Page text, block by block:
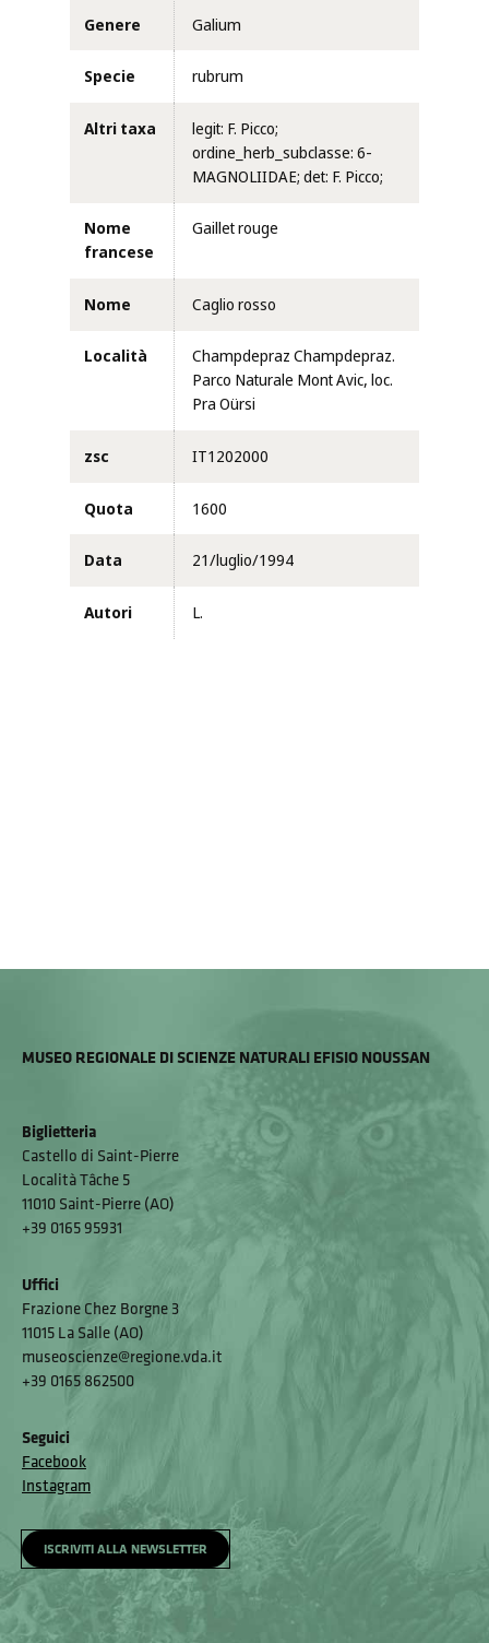
Genere Galium
Specie rubrum
Altri taxa
legit: F. Picco;
ordine_herb_subclasse: 6-
MAGNOLIIDAE; det: F. Picco;
Nome
francese
Gaillet rouge
Nome Caglio rosso
Località
Champdepraz Champdepraz.
Parco Naturale Mont Avic, loc.
Pra Oürsi
zsc IT1202000
Quota 1600
Data 21/luglio/1994
Autori L.
MUSEO REGIONALE DI SCIENZE NATURALI EFISIO NOUSSAN
Biglietteria
Castello di Saint-Pierre
Località Tâche 5
11010 Saint-Pierre (AO)
+39 0165 95931
Uffici
Frazione Chez Borgne 3
11015 La Salle (AO)
museoscienze@regione.vda.it
+39 0165 862500
Seguici
Facebook
Instagram
ISCRIVITI ALLA NEWSLETTER